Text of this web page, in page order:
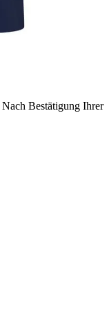
Nach Bestätigung Ihrer